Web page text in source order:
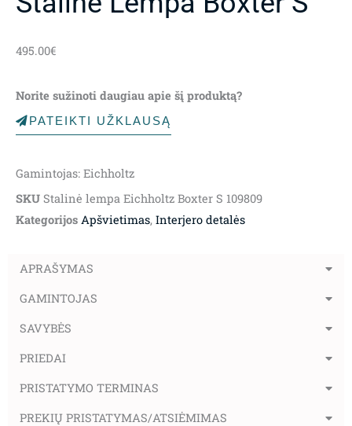
495.00€
Norite sužinoti daugiau apie šį produktą?
PATEIKTI UŽKLAUSĄ
Gamintojas: Eichholtz
SKU Stalinė lempa Eichholtz Boxter S 109809
Kategorijos Apšvietimas, Interjero detalės
APRAŠYMAS
GAMINTOJAS
SAVYBĖS
PRIEDAI
PRISTATYMO TERMINAS
PREKIŲ PRISTATYMAS/ATSIĖMIMAS